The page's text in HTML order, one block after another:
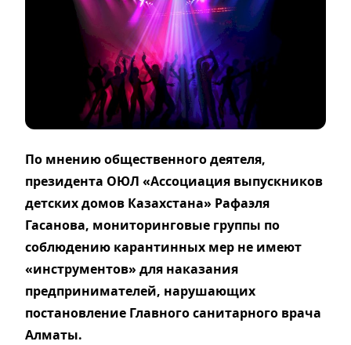
По мнению общественного деятеля,
президента ОЮЛ «Ассоциация выпускников
детских домов Казахстана» Рафаэля
Гасанова, мониторинговые группы по
соблюдению карантинных мер не имеют
«инструментов» для наказания
предпринимателей, нарушающих
постановление Главного санитарного врача
Алматы.